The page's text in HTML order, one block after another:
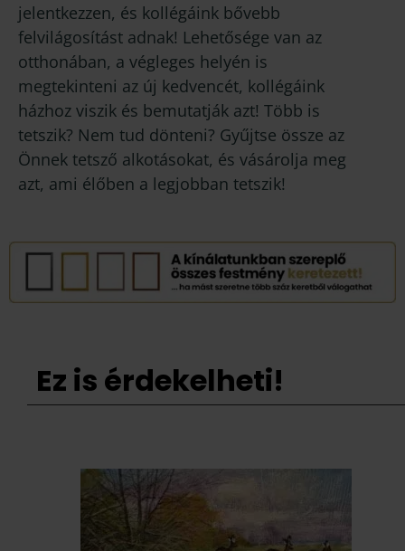
jelentkezzen, és kollégáink bővebb
felvilágosítást adnak! Lehetősége van az
otthonában, a végleges helyén is
megtekinteni az új kedvencét, kollégáink
házhoz viszik és bemutatják azt! Több is
tetszik? Nem tud dönteni? Gyűjtse össze az
Önnek tetsző alkotásokat, és vásárolja meg
azt, ami élőben a legjobban tetszik!
Ez is érdekelheti!